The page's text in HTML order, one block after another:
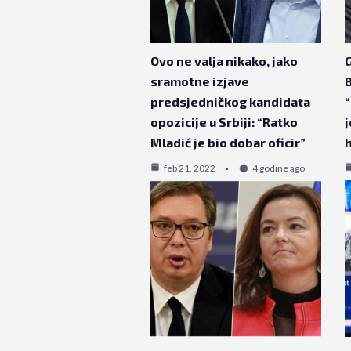
Ovo ne valja nikako, jako
sramotne izjave
predsjedničkog kandidata
opozicije u Srbiji: “Ratko
Mladić je bio dobar oficir”
feb 21, 2022 4 godine ago